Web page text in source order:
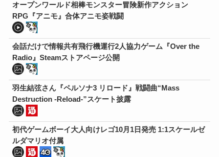
オープンワールド相棒モンスター冒険新作アクション
RPG『アニモ』合体アニモ姿戦闘
会話だけで情報共有飛行機運行2人協力ゲーム『Over the
Radio』Steamストアページ公開
羽生結弦さん『ペルソナ3 リロード』戦闘曲“Mass
Destruction -Reload-”スケート披露
初代ゲームボーイ大人向けレゴ10月1日発売 1:1スケールゼ
ルダマリオ付属